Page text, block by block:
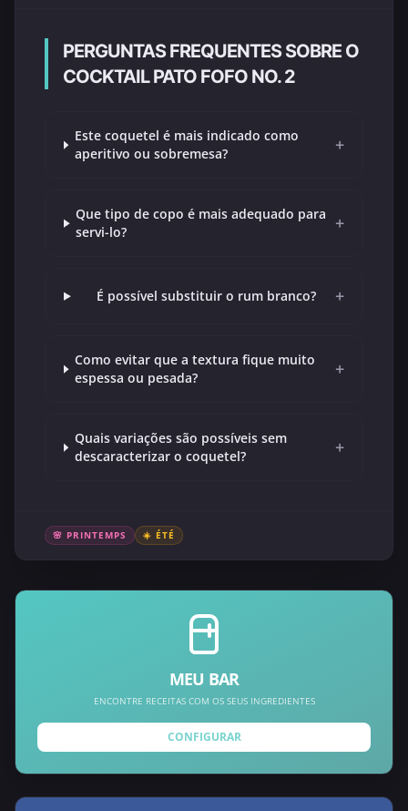
PERGUNTAS FREQUENTES SOBRE O
COCKTAIL PATO FOFO NO. 2
Este coquetel é mais indicado como
aperitivo ou sobremesa?
+
Que tipo de copo é mais adequado para
servi-lo?
+
É possível substituir o rum branco? +
Como evitar que a textura fique muito
espessa ou pesada?
+
Quais variações são possíveis sem
descaracterizar o coquetel?
+
🌸 PRINTEMPS ☀️ ÉTÉ
MEU BAR
ENCONTRE RECEITAS COM OS SEUS INGREDIENTES
CONFIGURAR